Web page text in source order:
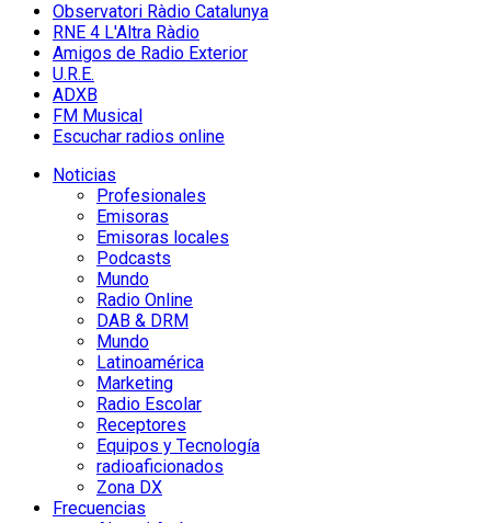
Observatori Ràdio Catalunya
RNE 4 L'Altra Ràdio
Amigos de Radio Exterior
U.R.E.
ADXB
FM Musical
Escuchar radios online
Noticias
Profesionales
Emisoras
Emisoras locales
Podcasts
Mundo
Radio Online
DAB & DRM
Mundo
Latinoamérica
Marketing
Radio Escolar
Receptores
Equipos y Tecnología
radioaficionados
Zona DX
Frecuencias